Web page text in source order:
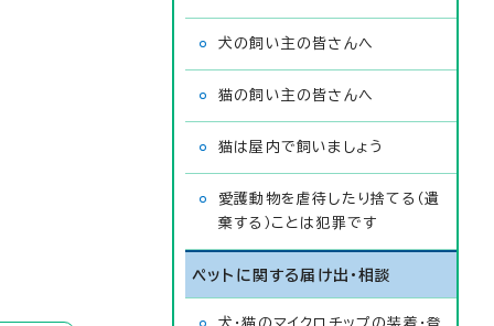
犬の飼い主の皆さんへ
猫の飼い主の皆さんへ
猫は屋内で飼いましょう
愛護動物を虐待したり捨てる（遺
棄する）ことは犯罪です
ペットに関する届け出・相談